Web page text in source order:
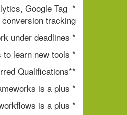
Google Tag
tracking.
* Ability to manage multiple website tasks and work under deadlines.
* Strong problem-solving skills and willingness to learn new tools.
**Preferred Qualifications:**
* Experience with React, Node.js, Laravel, Next.js, or other frameworks is a plus.
* Experience with automation tools and AI workflows is a plus.